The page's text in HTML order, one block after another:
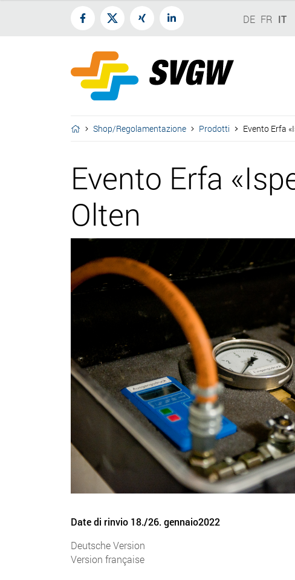
DE FR IT
Shop/Regolamentazione Prodotti Evento Erfa
Evento Erfa
Olten
Date di rinvio 18./26. gennaio2022
Deutsche Version
Version française